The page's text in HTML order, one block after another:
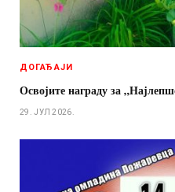
ДОГАЂАЈИ
Освојите награду за
29. ЈУЛ 2026.